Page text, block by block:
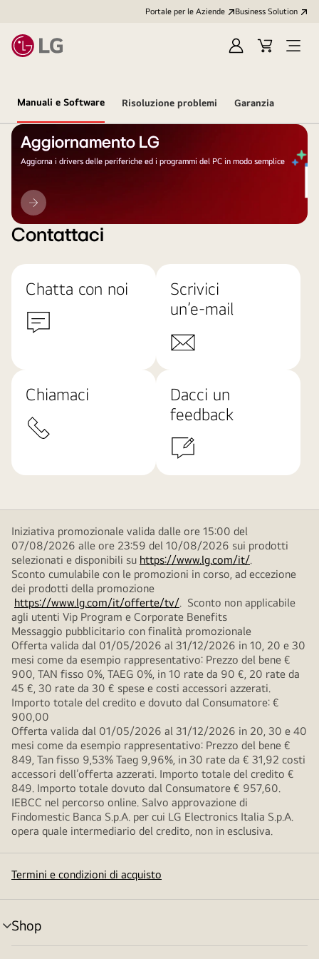
Portale per le Aziende Business Solution
AccediCart
Open
Manuali e Software Risoluzione problemi Garanzia
Aggiornamento LG
Aggiorna i drivers delle periferiche ed i programmi del PC in modo semplice
Aggiornamento
LG
Contattaci
Chatta con noi
Scrivici
un’e-mail
Chiamaci
Dacci un
feedback
Iniziativa promozionale valida dalle ore 15:00 del
07/08/2026 alle ore 23:59 del 10/08/2026 sui prodotti
selezionati e disponibili su https://www.lg.com/it/.
Sconto cumulabile con le promozioni in corso, ad eccezione
dei prodotti della promozione
https://www.lg.com/it/offerte/tv/. Sconto non applicabile
agli utenti Vip Program e Corporate Benefits
Messaggio pubblicitario con finalità promozionale
Offerta valida dal 01/05/2026 al 31/12/2026 in 10, 20 e 30
mesi come da esempio rappresentativo: Prezzo del bene €
900, TAN fisso 0%, TAEG 0%, in 10 rate da 90 €, 20 rate da
45 €, 30 rate da 30 € spese e costi accessori azzerati.
Importo totale del credito e dovuto dal Consumatore: €
900,00
Offerta valida dal 01/05/2026 al 31/12/2026 in 20, 30 e 40
mesi come da esempio rappresentativo: Prezzo del bene €
849, Tan fisso 9,53% Taeg 9,96%, in 30 rate da € 31,92 costi
accessori dell’offerta azzerati. Importo totale del credito €
849. Importo totale dovuto dal Consumatore € 957,60.
IEBCC nel percorso online. Salvo approvazione di
Findomestic Banca S.p.A. per cui LG Electronics Italia S.p.A.
opera quale intermediario del credito, non in esclusiva.
Termini e condizioni di acquisto
Shop
Attivazione
menu